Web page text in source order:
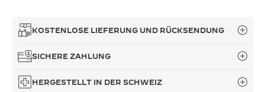
KOSTENLOSE LIEFERUNG UND RÜCKSENDUNG
SICHERE ZAHLUNG
HERGESTELLT IN DER SCHWEIZ